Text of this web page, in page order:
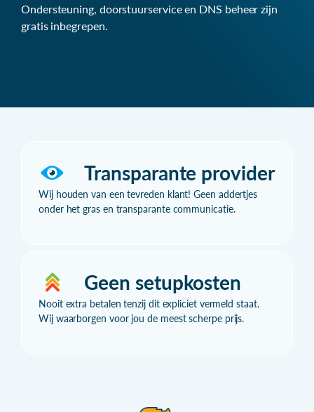
Ondersteuning, doorstuurservice en DNS beheer zijn
gratis inbegrepen.
Transparante provider
Wij houden van een tevreden klant! Geen addertjes
onder het gras en transparante communicatie.
Geen setupkosten
Nooit extra betalen tenzij dit expliciet vermeld staat.
Wij waarborgen voor jou de meest scherpe prijs.